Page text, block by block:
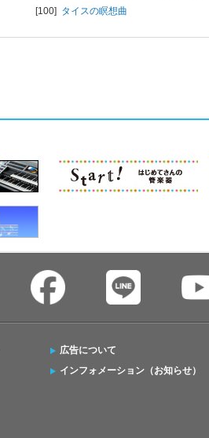
[100] タイスの瞑想曲
広告について
インフォメーション（お知らせ）